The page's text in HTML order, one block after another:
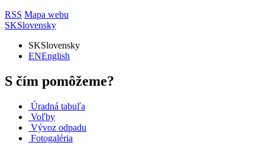
RSS Mapa webu
SKSlovensky
SKSlovensky
ENEnglish
S čím pomôžeme?
Úradná tabuľa
Voľby
Vývoz odpadu
Fotogaléria